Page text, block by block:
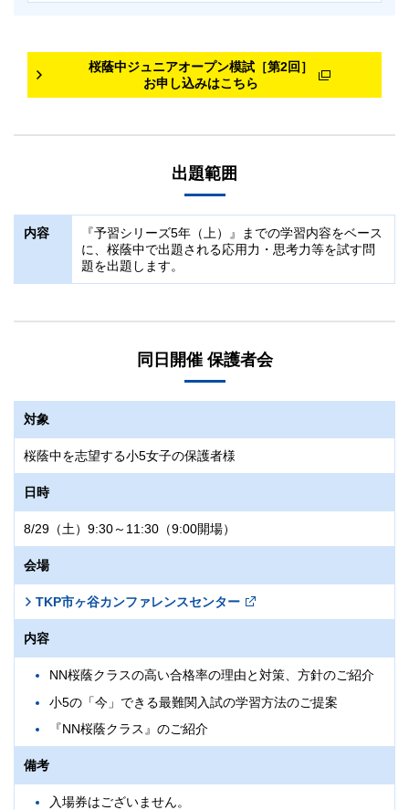
小5（女子）
田アカデミーEASTを使用して答案用紙をご提出いただきます。
理科（30分・60点）
タイムテーブル
8:50 Zoom入室開始
9:00～9:10 マスタ記入
9:10～10:00 国語
10:10～11:00 算数
11:10～11:40 社会
費用
無料
海外にお住まいの方は、別途送料がかかります。
桜蔭中ジュニアオープン模試［第2回］
お申し込みはこちら
出題範囲
内容
『予習シリーズ5年（上）』までの学習内容をベース
に、桜蔭中で出題される応用力・思考力等を試す問
題を出題します。
同日開催 保護者会
対象
桜蔭中を志望する小5女子の保護者様
日時
8/29（土）9:30～11:30（9:00開場）
会場
TKP市ヶ谷カンファレンスセンター
内容
NN桜蔭クラスの高い合格率の理由と対策、方針のご紹介
小5の「今」できる最難関入試の学習方法のご提案
『NN桜蔭クラス』のご紹介
備考
入場券はございません。